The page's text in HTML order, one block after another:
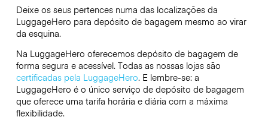
Deixe os seus pertences numa das localizações da
LuggageHero para depósito de bagagem mesmo ao virar
da esquina.
Na LuggageHero oferecemos depósito de bagagem de
forma segura e acessível. Todas as nossas lojas são
certificadas pela LuggageHero. E lembre-se: a
LuggageHero é o único serviço de depósito de bagagem
que oferece uma tarifa horária e diária com a máxima
flexibilidade.